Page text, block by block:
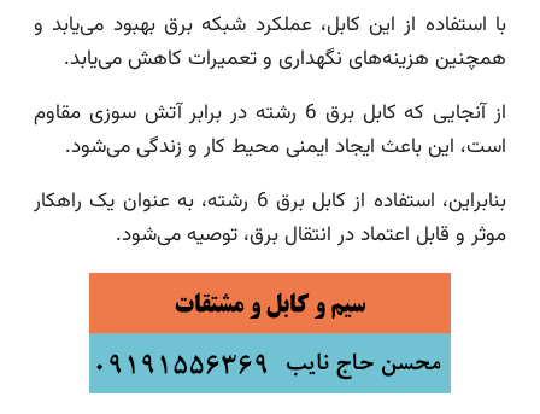
با استفاده از این کابل، عملکرد شبکه برق بهبود می‌یابد و
همچنین هزینه‌های نگهداری و تعمیرات کاهش می‌یابد.
از آنجایی که کابل برق 6 رشته در برابر آتش سوزی مقاوم
است، این باعث ایجاد ایمنی محیط کار و زندگی می‌شود.
بنابراین، استفاده از کابل برق 6 رشته، به عنوان یک راهکار
موثر و قابل اعتماد در انتقال برق، توصیه می‌شود.